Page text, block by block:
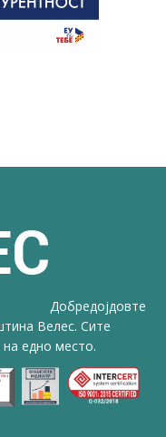
Добредојдовте
Велес. Сите
едно место.